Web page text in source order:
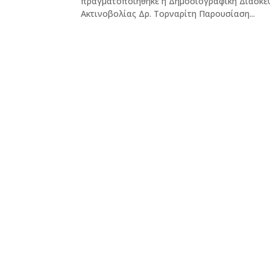
Ακτινοβολίας Δρ. Τορναρίτη Παρουσίαση...